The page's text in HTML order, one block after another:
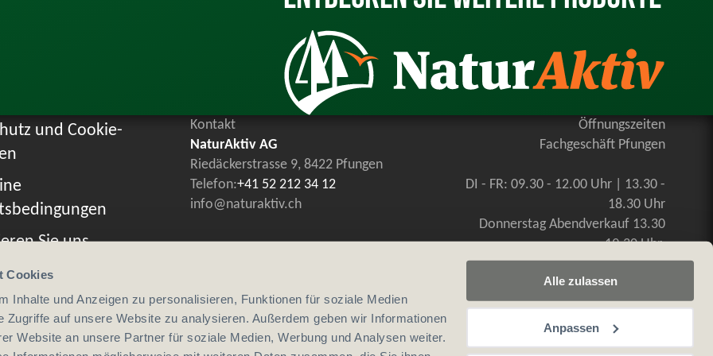
Cookies
Inhalte und Anzeigen zu personalisieren, Funktionen für soziale Medien
Zugriffe auf unsere Website zu analysieren. Außerdem geben wir Informationen
Website an unsere Partner für soziale Medien, Werbung und Analysen weiter.
Alle zulassen
Anpassen
und Cookie-
Sie uns
Kontakt
NaturAktiv AG
Riedäckerstrasse 9, 8422 Pfungen
Telefon:+41 52 212 34 12
info@naturaktiv.ch
Öffnungszeiten
Fachgeschäft Pfungen
DI - FR: 09.30 - 12.00 Uhr | 13.30 -
18.30 Uhr
Donnerstag Abendverkauf 13.30
-19.30 Uhr
SA: 09.00 - 16.00 Uhr, durchgehend